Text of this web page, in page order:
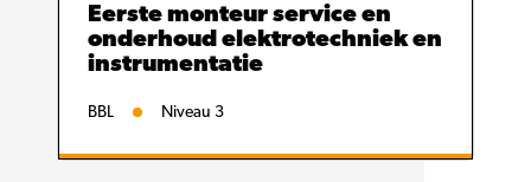
Eerste monteur service en
onderhoud elektrotechniek en
instrumentatie
BBL Niveau 3